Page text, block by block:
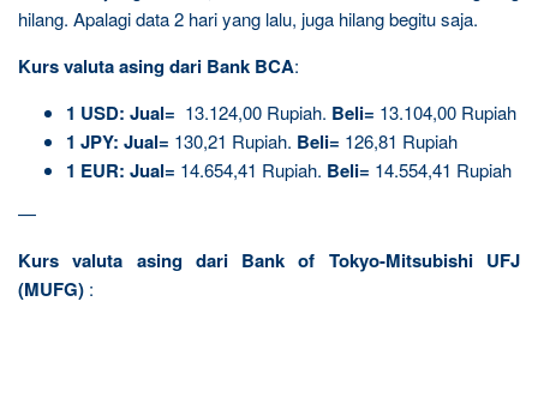
hilang. Apalagi data 2 hari yang lalu, juga hilang begitu saja.
Kurs valuta asing dari Bank BCA:
1 USD: Jual= 13.124,00 Rupiah. Beli= 13.104,00 Rupiah
1 JPY: Jual= 130,21 Rupiah. Beli= 126,81 Rupiah
1 EUR: Jual= 14.654,41 Rupiah. Beli= 14.554,41 Rupiah
—
Kurs valuta asing dari Bank of Tokyo-Mitsubishi UFJ
(MUFG) :